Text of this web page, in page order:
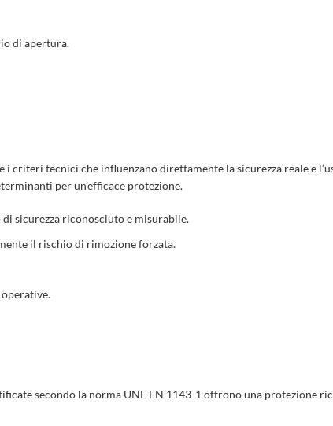
di apertura.
tecnici che influenzano direttamente la sicurezza reale e
per un’efficace protezione.
sicurezza riconosciuto e misurabile.
il rischio di rimozione forzata.
secondo la norma UNE EN 1143-1 offrono una protezione